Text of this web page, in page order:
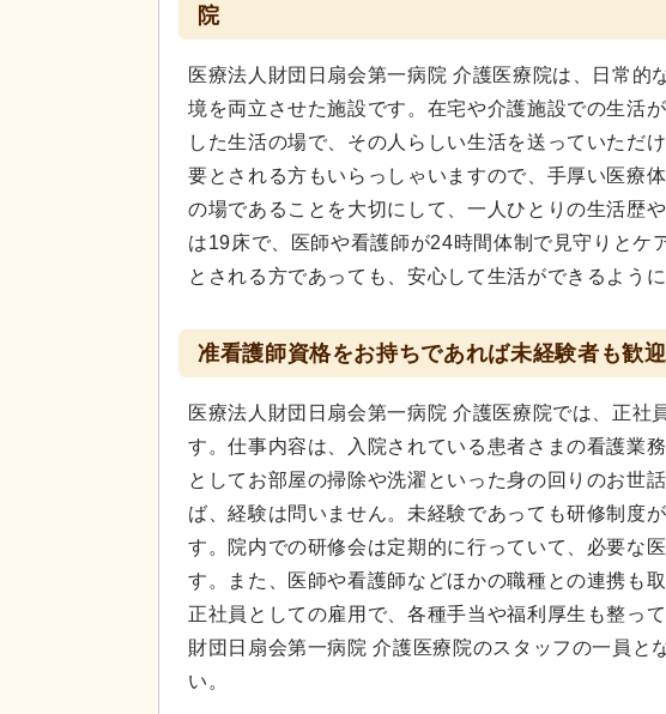
院
医療法人財団日扇会第一病院 介護医療院は、日常
境を両立させた施設です。在宅や介護施設での生活
した生活の場で、その人らしい生活を送っていただ
要とされる方もいらっしゃいますので、手厚い医療
の場であることを大切にして、一人ひとりの生活歴
は19床で、医師や看護師が24時間体制で見守りと
とされる方であっても、安心して生活ができるよう
准看護師資格をお持ちであれば未経験者も歓
医療法人財団日扇会第一病院 介護医療院では、正社
す。仕事内容は、入院されている患者さまの看護業
としてお部屋の掃除や洗濯といった身の回りのお世
ば、経験は問いません。未経験であっても研修制度
す。院内での研修会は定期的に行っていて、必要な
す。また、医師や看護師などほかの職種との連携も
正社員としての雇用で、各種手当や福利厚生も整っ
財団日扇会第一病院 介護医療院のスタッフの一員と
い。